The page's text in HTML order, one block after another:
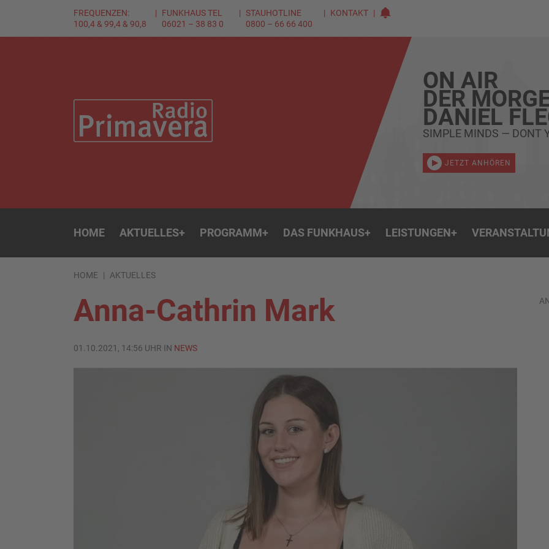
FREQUENZEN:
100,4 & 99,4 & 90,8
FUNKHAUS TEL
06021 – 38 83 0
STAUHOTLINE
0800 – 66 66 400
KONTAKT
ON AIR
DER
DANIEL
SIMPLE MINDS — DONT
JETZT ANHÖREN
HOME AKTUELLES+ PROGRAMM+ DAS FUNKHAUS+ LEISTUNGEN+
HOME AKTUELLES
Anna-Cathrin Mark
01.10.2021, 14:56 UHR IN NEWS